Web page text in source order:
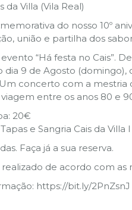
da Villa (Vila Real)
do nosso 10º
união e partilha dos
“Há festa no Cais”.
dia 9 de Agosto
concerto com a mestria
entre os anos 80 e
20€
e Sangria Cais da Villa
Faça já a sua reserva.
de acordo com as
https://bit.ly/2PnZsnJ